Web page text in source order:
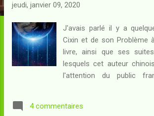
jeudi, janvier 09, 2020
J'avais parlé il y a
Cixin et de son Problème
livre, ainsi que ses
lesquels cet auteur
l'attention du public
ce roman, la part belle à
4 commentaires